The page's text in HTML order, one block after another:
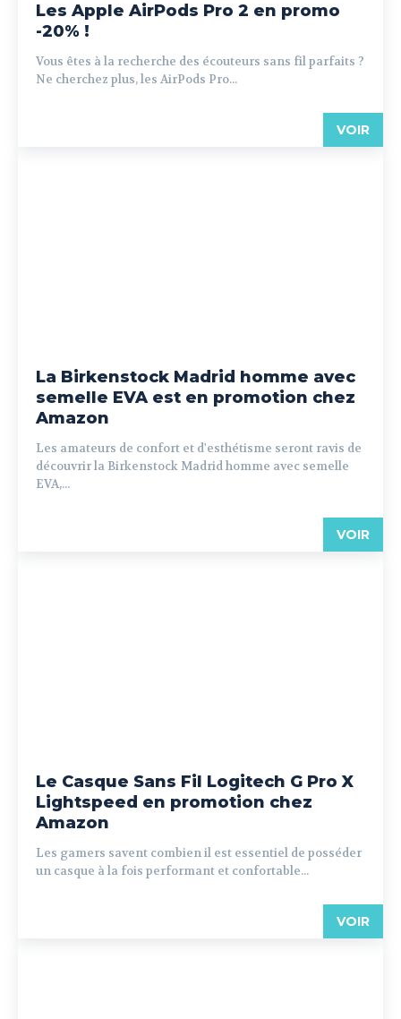
Les Apple AirPods Pro 2 en promo
-20% !
Vous êtes à la recherche des écouteurs sans fil parfaits ?
Ne cherchez plus, les AirPods Pro...
VOIR
La Birkenstock Madrid homme avec
semelle EVA est en promotion chez
Amazon
Les amateurs de confort et d'esthétisme seront ravis de
découvrir la Birkenstock Madrid homme avec semelle
EVA,...
VOIR
Le Casque Sans Fil Logitech G Pro X
Lightspeed en promotion chez
Amazon
Les gamers savent combien il est essentiel de posséder
un casque à la fois performant et confortable...
VOIR